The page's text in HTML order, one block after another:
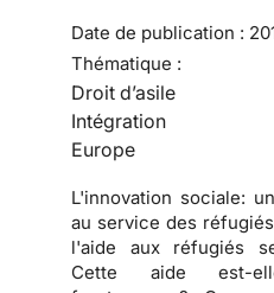
Date de publication :
Thématique :
Droit d’asile
Intégration
Europe
L'innovation sociale:
au service des
l'aide aux réfugiés
Cette aide est-